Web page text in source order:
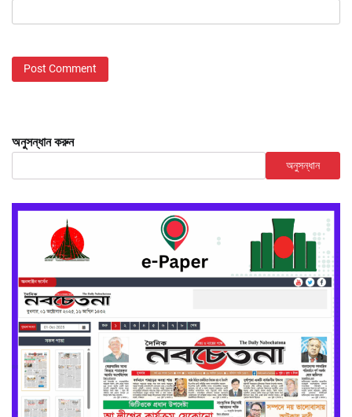
অনুসন্ধান করুন
অনুসন্ধান